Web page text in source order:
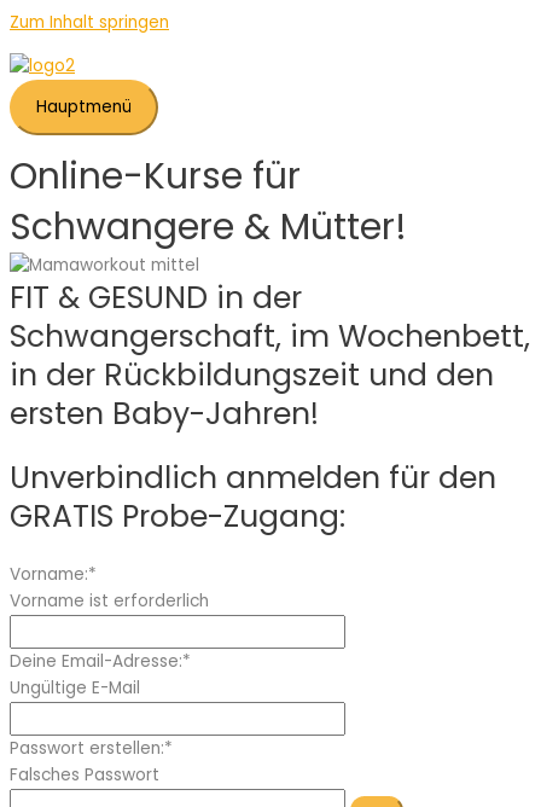
Zum Inhalt springen
Hauptmenü
Online-Kurse für
Schwangere & Mütter!
FIT & GESUND in der
Schwangerschaft, im Wochenbett,
in der Rückbildungszeit und den
ersten Baby-Jahren!
Unverbindlich anmelden für den
GRATIS Probe-Zugang:
Vorname:*
Vorname ist erforderlich
Deine Email-Adresse:*
Ungültige E-Mail
Passwort erstellen:*
Falsches Passwort